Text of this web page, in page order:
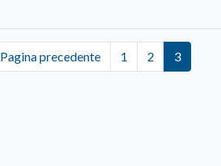
Pagina precedente 1 2 3